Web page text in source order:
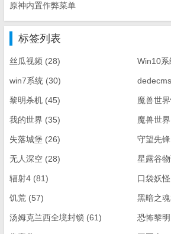
原神内置作弊菜单
标签列表
丝瓜视频 (28) Win10系
win7系统 (30) dedecms
黎明杀机 (45) 魔兽世
我的世界 (35) 魔兽世界
失落城堡 (26) 守望先锋
无人深空 (28) 星露谷
辐射4 (81) 口袋妖
饥荒 (57) 黑暗之
汤姆克兰西全境封锁 (61) 恐怖黎明